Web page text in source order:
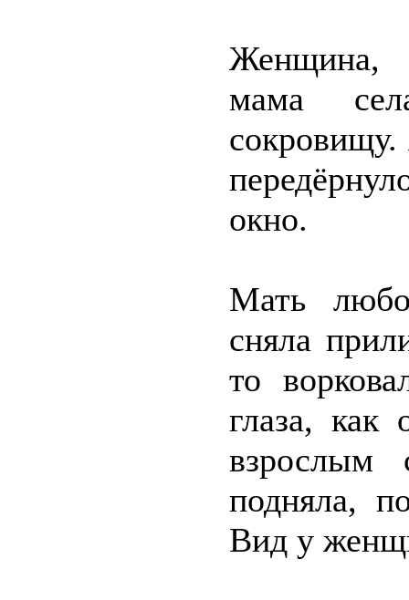
Женщина,
мама
сокровищу.
окно.
Мать
сняла
то
глаза, как
взрослым
подняла,
Вид у